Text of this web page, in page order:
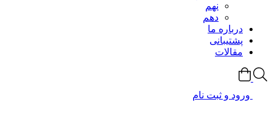
نهم
دهم
درباره ما
پشتیبانی
مقالات
ورود و ثبت نام